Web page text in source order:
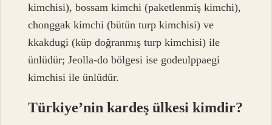
kimchisi), bossam kimchi (paketlenmiş kimchi),
chonggak kimchi (bütün turp kimchisi) ve
kkakdugi (küp doğranmış turp kimchisi) ile
ünlüdür; Jeolla-do bölgesi ise godeulppaegi
kimchisi ile ünlüdür.
Türkiye’nin kardeş ülkesi kimdir?